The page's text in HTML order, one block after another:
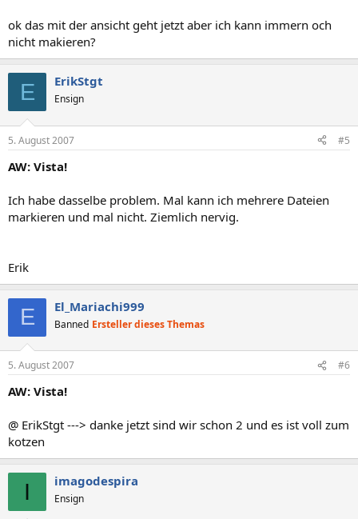
ok das mit der ansicht geht jetzt aber ich kann immern och
nicht makieren?
E ErikStgt
Ensign
5. August 2007 #5
AW: Vista!
Ich habe dasselbe problem. Mal kann ich mehrere Dateien
markieren und mal nicht. Ziemlich nervig.
Erik
E El_Mariachi999
Banned Ersteller dieses Themas
5. August 2007 #6
AW: Vista!
@ ErikStgt ---> danke jetzt sind wir schon 2 und es ist voll zum
kotzen
I imagodespira
Ensign